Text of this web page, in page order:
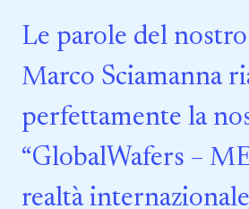
Le parole del
Marco Sciamanna
perfettamente la
“GlobalWafers –
realtà